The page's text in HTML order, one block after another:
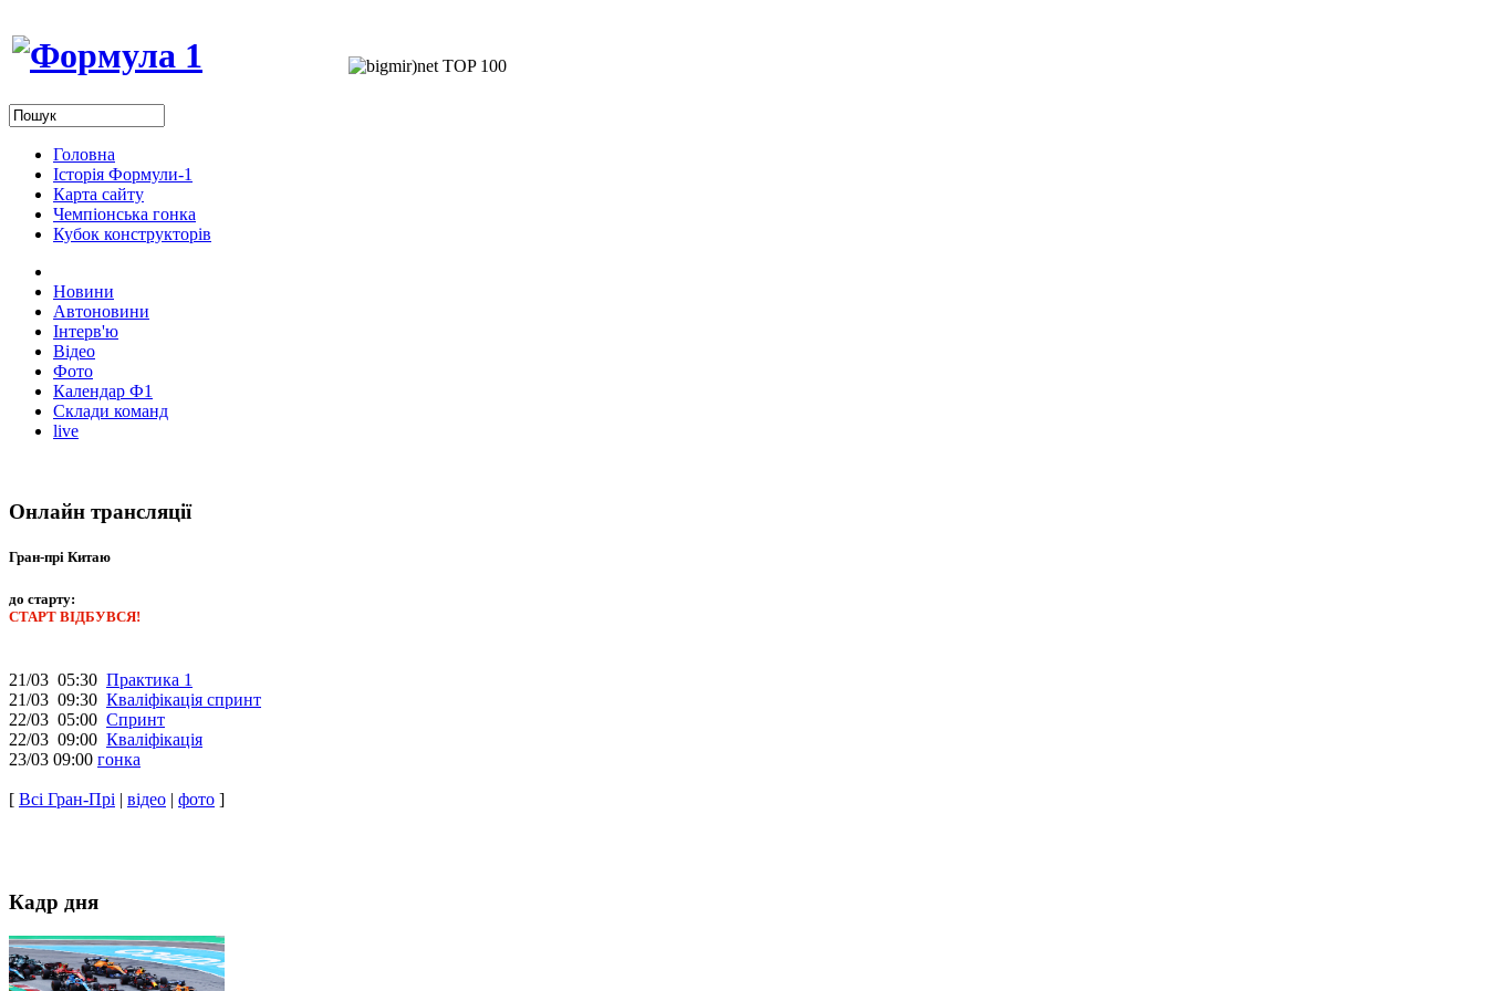
Головна
Історія Формули-1
Карта сайту
Чемпіонська гонка
Кубок конструкторів
Новини
Автоновини
Інтерв'ю
Відео
Фото
Календар Ф1
Склади команд
live
Онлайн трансляції
Гран-прі Китаю
до старту:
СТАРТ ВІДБУВСЯ!
21/03 05:30 Практика 1
21/03 09:30 Кваліфікація спринт
22/03 05:00 Спринт
22/03 09:00 Кваліфікація
23/03 09:00 гонка
[ Всі Гран-Прі | відео | фото ]
Кадр дня